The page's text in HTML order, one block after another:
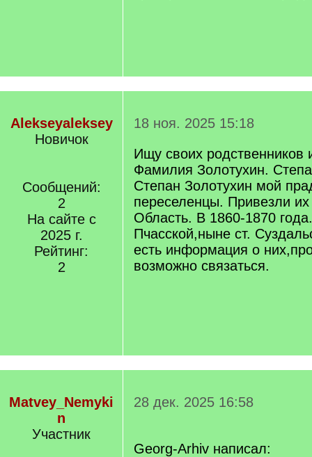
Alekseyaleksey
Новичок
Сообщений:
2
На сайте с
2025 г.
Рейтинг:
2
18 ноя. 2025 15:18
Ищу своих родственников
Фамилия Золотухин.
Степан Золотухин мой
переселенцы. Привезли
Область. В 1860-1870
Пчасской,ныне ст.
есть информация о
возможно связаться.
Matvey_Nemyki
n
Участник
28 дек. 2025 16:58
Georg-Arhiv написал: